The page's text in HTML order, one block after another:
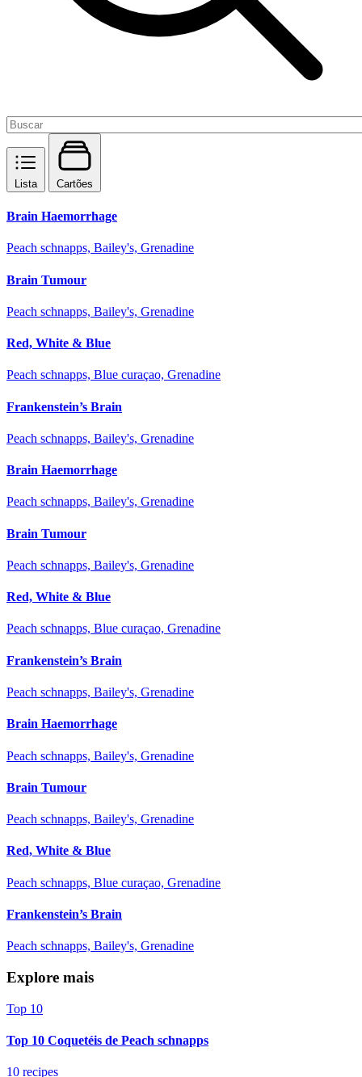
Lista Cartões
Brain Haemorrhage
Peach schnapps, Bailey's, Grenadine
Brain Tumour
Peach schnapps, Bailey's, Grenadine
Red, White & Blue
Peach schnapps, Blue curaçao, Grenadine
Frankenstein’s Brain
Peach schnapps, Bailey's, Grenadine
Brain Haemorrhage
Peach schnapps, Bailey's, Grenadine
Brain Tumour
Peach schnapps, Bailey's, Grenadine
Red, White & Blue
Peach schnapps, Blue curaçao, Grenadine
Frankenstein’s Brain
Peach schnapps, Bailey's, Grenadine
Brain Haemorrhage
Peach schnapps, Bailey's, Grenadine
Brain Tumour
Peach schnapps, Bailey's, Grenadine
Red, White & Blue
Peach schnapps, Blue curaçao, Grenadine
Frankenstein’s Brain
Peach schnapps, Bailey's, Grenadine
Explore mais
Top 10
Top 10 Coquetéis de Peach schnapps
10 recipes